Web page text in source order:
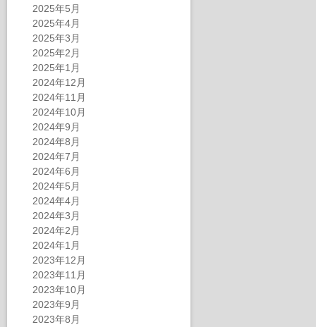
2025年5月
2025年4月
2025年3月
2025年2月
2025年1月
2024年12月
2024年11月
2024年10月
2024年9月
2024年8月
2024年7月
2024年6月
2024年5月
2024年4月
2024年3月
2024年2月
2024年1月
2023年12月
2023年11月
2023年10月
2023年9月
2023年8月